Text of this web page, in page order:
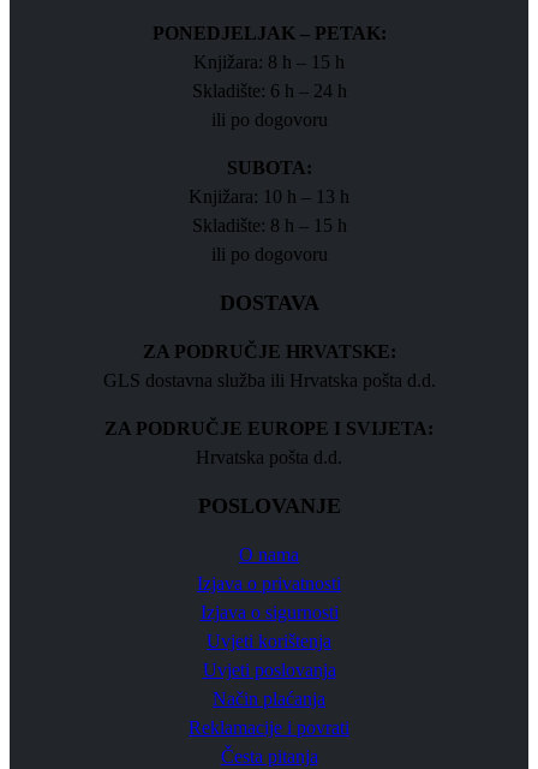
PONEDJELJAK – PETAK:
Knjižara: 8 h – 15 h
Skladište: 6 h – 24 h
ili po dogovoru
SUBOTA:
Knjižara: 10 h – 13 h
Skladište: 8 h – 15 h
ili po dogovoru
DOSTAVA
ZA PODRUČJE HRVATSKE:
GLS dostavna služba ili Hrvatska pošta d.d.
ZA PODRUČJE EUROPE I SVIJETA:
Hrvatska pošta d.d.
POSLOVANJE
O nama
Izjava o privatnosti
Izjava o sigurnosti
Uvjeti korištenja
Uvjeti poslovanja
Način plaćanja
Reklamacije i povrati
Česta pitanja